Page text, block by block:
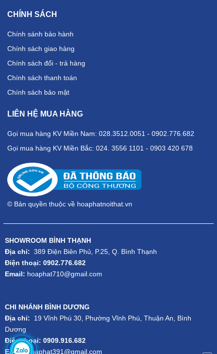
CHÍNH SÁCH
Chính sánh bảo hành
Chính sách giao hàng
Chính sách đổi - trả hàng
Chính sách thanh toán
Chính sách bảo mật
LIÊN HỆ MUA HÀNG
Gọi mua hàng KV Miền Nam: 028.3512.0051 - 0902.776.682
Gọi mua hàng KV Miền Bắc: 024. 3556 1101 - 0903 420 678
© Bản quyền thuộc về hoaphatnoithat.vn
SHOWROOM BÌNH THẠNH
Địa chỉ: 389 Điện Biên Phủ, P.25, Q. Bình Thạnh
Điện thoại: 0902.776.682
Email: hoaphat710@gmail.com
CHI NHÁNH BÌNH DƯƠNG
Địa chỉ: 19 Vĩnh Phú 30, Phường Vĩnh Phú, Thuận An, Bình
Dương
Điện thoại: 0909.916.682
Email:hoaphat391@gmail.com